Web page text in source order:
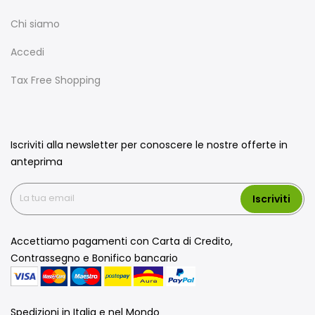
Chi siamo
Accedi
Tax Free Shopping
Iscriviti alla newsletter per conoscere le nostre offerte in
anteprima
Iscriviti
Accettiamo pagamenti con Carta di Credito,
Contrassegno e Bonifico bancario
Spedizioni in Italia e nel Mondo